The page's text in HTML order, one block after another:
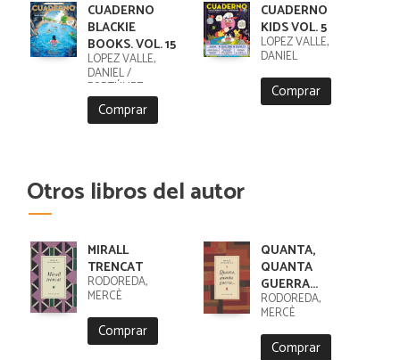
CUADERNO
BLACKIE
BOOKS. VOL. 15
LÓPEZ VALLE,
DANIEL /
FORTÚNEZ,
CRISTOBAL
Comprar
CUADERNO
KIDS VOL. 5
LÓPEZ VALLE,
DANIEL
Comprar
Otros libros del autor
MIRALL
TRENCAT
RODOREDA,
MERCÈ
Comprar
QUANTA,
QUANTA
GUERRA...
RODOREDA,
MERCÈ
Comprar